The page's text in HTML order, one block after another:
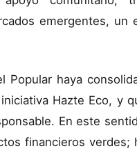
emergentes, un
Popular haya
Hazte Eco, y
En este
financieros verdes;